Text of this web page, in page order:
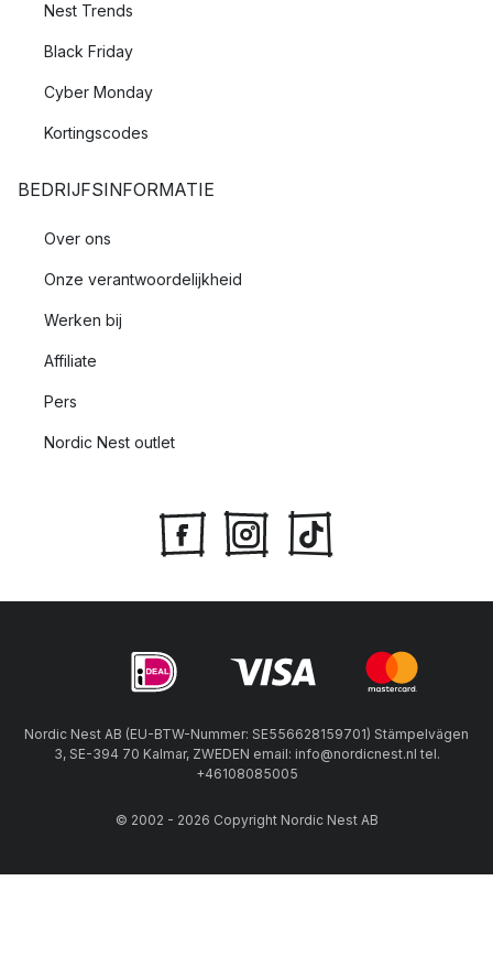
Nest Trends
Black Friday
Cyber Monday
Kortingscodes
BEDRIJFSINFORMATIE
Over ons
Onze verantwoordelijkheid
Werken bij
Affiliate
Pers
Nordic Nest outlet
Nordic Nest AB (EU-BTW-Nummer: SE556628159701) Stämpelvägen
3, SE-394 70 Kalmar, ZWEDEN email: info@nordicnest.nl tel.
+46108085005
© 2002 - 2026 Copyright Nordic Nest AB